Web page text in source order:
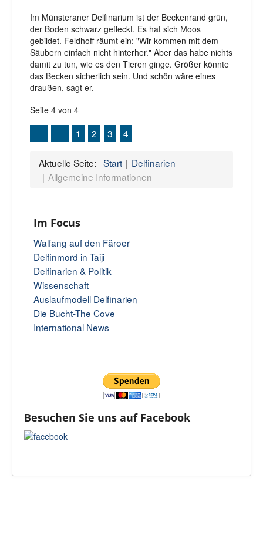
Im Münsteraner Delfinarium ist der Beckenrand grün,
der Boden schwarz gefleckt. Es hat sich Moos
gebildet. Feldhoff räumt ein: "Wir kommen mit dem
Säubern einfach nicht hinterher." Aber das habe nichts
damit zu tun, wie es den Tieren ginge. Größer könnte
das Becken sicherlich sein. Und schön wäre eines
draußen, sagt er.
Seite 4 von 4
1 2 3 4
Aktuelle Seite: Start
Delfinarien
Allgemeine Informationen
Im Focus
Walfang auf den Färoer
Delfinmord in Taiji
Delfinarien & Politik
Wissenschaft
Auslaufmodell Delfinarien
Die Bucht-The Cove
International News
Besuchen Sie uns auf Facebook